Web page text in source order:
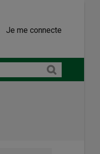
Je me connecte